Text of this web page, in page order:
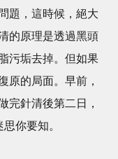
題，這時候，絕大
的原理是透過黑頭
污垢去掉。但如果
原的局面。早前，
完針清後第二日，
你要知。